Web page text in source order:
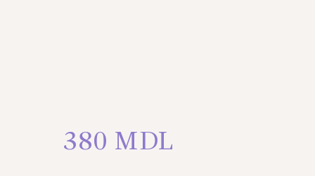
380 MDL